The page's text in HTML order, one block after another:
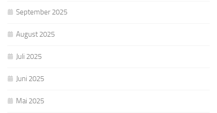
September 2025
August 2025
Juli 2025
Juni 2025
Mai 2025